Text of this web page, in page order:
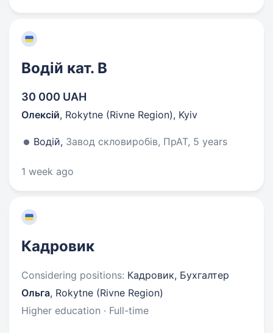
Водій кат. B
30 000 UAH
Олексій, Rokytne (Rivne Region), Kyiv
Водій, Завод скловиробів, ПрАТ, 5 years
1 week ago
Кадровик
Considering positions: Кадровик, Бухгалтер
Ольга, Rokytne (Rivne Region)
Higher education · Full-time